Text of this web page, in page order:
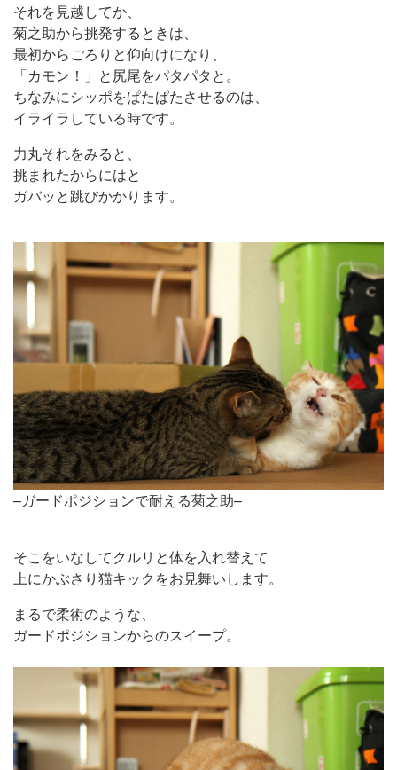
それを見越してか、
菊之助から挑発するときは、
最初からごろりと仰向けになり、
「カモン！」と尻尾をパタパタと。
ちなみにシッポをぱたぱたさせるのは、
イライラしている時です。
力丸それをみると、
挑まれたからにはと
ガバッと跳びかかります。
–ガードポジションで耐える菊之助–
そこをいなしてクルリと体を入れ替えて
上にかぶさり猫キックをお見舞いします。
まるで柔術のような、
ガードポジションからのスイープ。